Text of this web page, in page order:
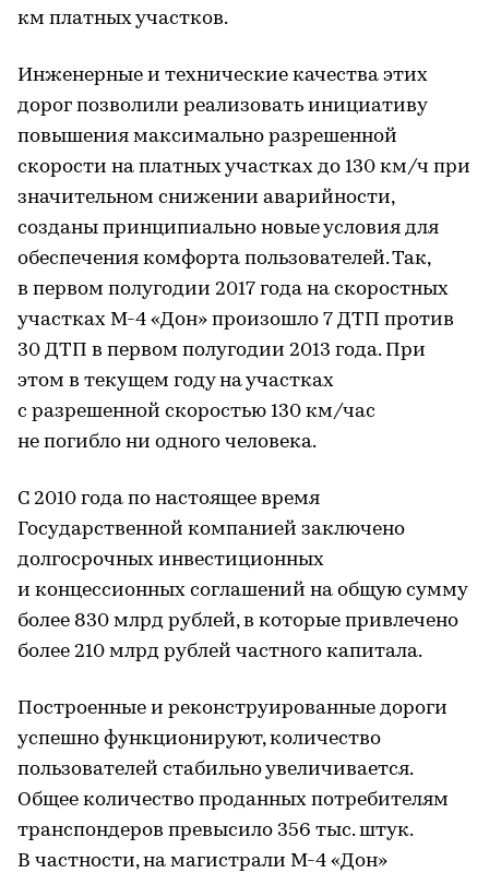
км платных участков.
Инженерные и технические качества этих
дорог позволили реализовать инициативу
повышения максимально разрешенной
скорости на платных участках до 130 км/ч при
значительном снижении аварийности,
созданы принципиально новые условия для
обеспечения комфорта пользователей. Так,
в первом полугодии 2017 года на скоростных
участках М-4 «Дон» произошло 7 ДТП против
30 ДТП в первом полугодии 2013 года. При
этом в текущем году на участках
с разрешенной скоростью 130 км/час
не погибло ни одного человека.
С 2010 года по настоящее время
Государственной компанией заключено
долгосрочных инвестиционных
и концессионных соглашений на общую сумму
более 830 млрд рублей, в которые привлечено
более 210 млрд рублей частного капитала.
Построенные и реконструированные дороги
успешно функционируют, количество
пользователей стабильно увеличивается.
Общее количество проданных потребителям
транспондеров превысило 356 тыс. штук.
В частности, на магистрали М-4 «Дон»